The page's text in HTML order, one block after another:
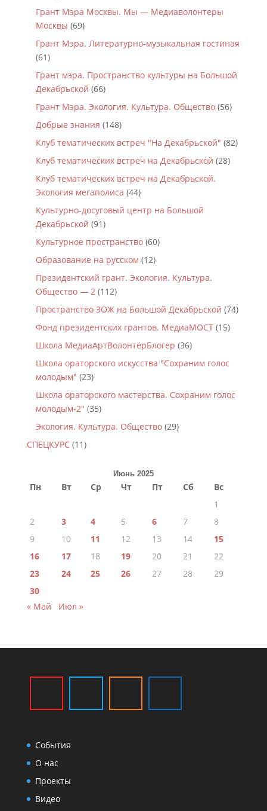
Грант Мэра Москвы. Мы — Медиаволонтеры
Москвы (69)
Грант Мэра. Литературно-музыкальная гостиная
(61)
Грант мэра. Пространство культуры на Большой
Декабрьской (66)
Грант Мэра. Экология. Культура. Общество(56)
Добрые знания (148)
Клуб тематических встреч "На Декабрьской" (82)
Клуб тематических встреч на Декабрьской (28)
Клуб тематических встреч на Декабрьской.
Экология мегаполиса (44)
Культурно-досуговый центр на Большой
Декабрьской (91)
Культурное пространство(60)
Образование на русском (12)
Президентский грант. Экология. Культура.
Общество — 2(112)
Пространство ЗОЖ на Большой Декабрьской (74)
Фонд президентских грантов. МедиаМОСТ(15)
Школа МедиаАртВолонтёрБлогер (36)
Школа ораторского искусства "Сохраним голос
молодым" (23)
Школа ораторского мастерства. Сохраним голос
молодым-2" (35)
Экология. Культура. Общество(29)
СПЕЦКУРС(11)
Июнь 2025
Пн Вт Ср Чт Пт Сб
Вс
1
2
3 4 5 6 7
8
9
10 11 12 13 14
15
16
17 18 19 20 21
22
23
24 25 26 27 28
29
30
« Май
Июл »
События
О нас
Проекты
Видео